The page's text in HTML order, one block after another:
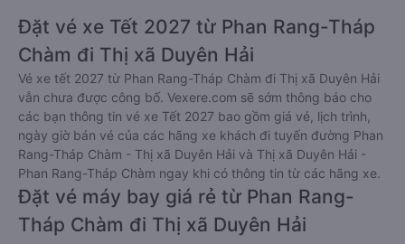
Đặt vé xe Tết 2027 từ Phan Rang-Tháp
Chàm đi Thị xã Duyên Hải
Vé xe tết 2027 từ Phan Rang-Tháp Chàm đi Thị xã Duyên Hải
vẫn chưa được công bố. Vexere.com sẽ sớm thông báo cho
các bạn thông tin vé xe Tết 2027 bao gồm giá vé, lịch trình,
ngày giờ bán vé của các hãng xe khách đi tuyến đường Phan
Rang-Tháp Chàm - Thị xã Duyên Hải và Thị xã Duyên Hải -
Phan Rang-Tháp Chàm ngay khi có thông tin từ các hãng xe.
Đặt vé máy bay giá rẻ từ Phan Rang-
Tháp Chàm đi Thị xã Duyên Hải